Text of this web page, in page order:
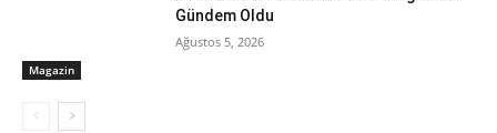
Magazin
Gündem Oldu
Ağustos 5, 2026